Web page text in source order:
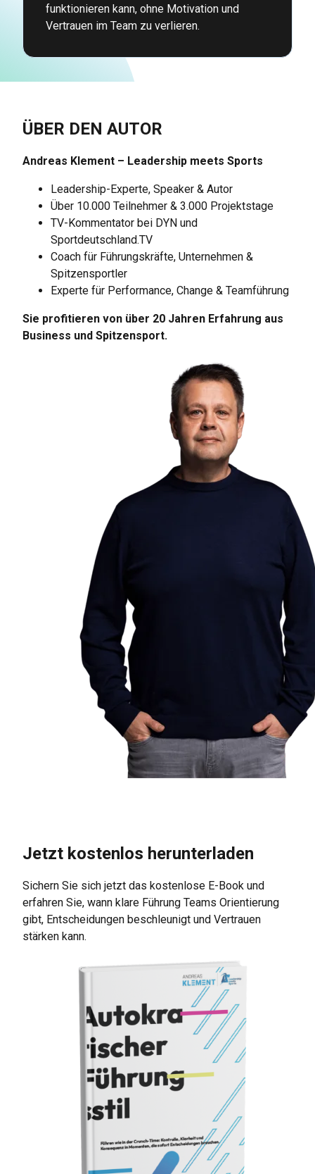
funktionieren kann, ohne Motivation und
Vertrauen im Team zu verlieren.
ÜBER DEN AUTOR
Andreas Klement – Leadership meets Sports
Leadership-Experte, Speaker & Autor
Über 10.000 Teilnehmer & 3.000 Projektstage
TV-Kommentator bei DYN und
Sportdeutschland.TV
Coach für Führungskräfte, Unternehmen &
Spitzensportler
Experte für Performance, Change & Teamführung
Sie profitieren von über 20 Jahren Erfahrung aus
Business und Spitzensport.
Jetzt kostenlos herunterladen
Sichern Sie sich jetzt das kostenlose E-Book und
erfahren Sie, wann klare Führung Teams Orientierung
gibt, Entscheidungen beschleunigt und Vertrauen
stärken kann.